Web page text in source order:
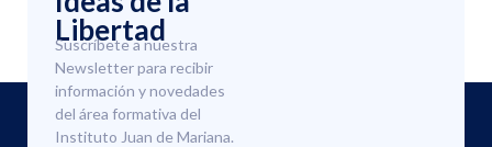
Libertad
Suscríbete a nuestra
Newsletter para recibir
información y novedades
del área formativa del
Instituto Juan de Mariana.